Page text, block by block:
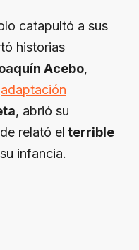
catapultó a sus
historias
Acebo,
adaptación
, abrió su
relató el terrible
infancia.